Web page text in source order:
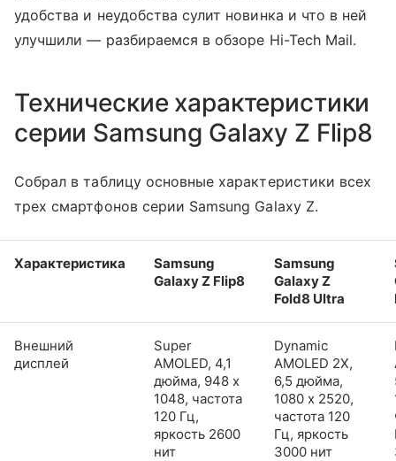
удобства и неудобства сулит новинка и что в ней
улучшили — разбираемся в обзоре Hi-Tech Mail.
Технические характеристики
серии Samsung Galaxy Z Flip8
Собрал в таблицу основные характеристики всех
трех смартфонов серии Samsung Galaxy Z.
Характеристика
Samsung
Galaxy Z Flip8
Samsung
Galaxy Z
Fold8 Ultra
Внешний
дисплей
Super
AMOLED, 4,1
дюйма, 948 x
1048, частота
120 Гц,
яркость 2600
нит
Dynamic
AMOLED 2X,
6,5 дюйма,
1080 x 2520,
частота 120
Гц, яркость
3000 нит